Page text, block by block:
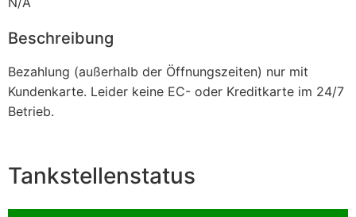
Beschreibung
Bezahlung (außerhalb der Öffnungszeiten) nur mit
Kundenkarte. Leider keine EC- oder Kreditkarte im 24/7
Betrieb.
Tankstellenstatus